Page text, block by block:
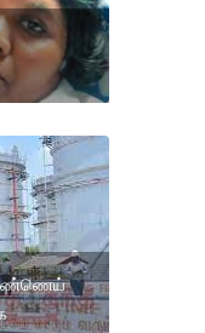
எண்ணெய்